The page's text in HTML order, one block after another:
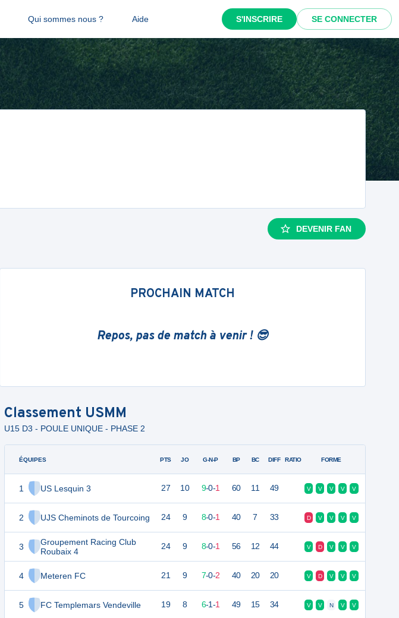
Qui sommes nous ? Aide S'INSCRIRE SE CONNECTER
DEVENIR FAN
PROCHAIN MATCH
Repos, pas de match à venir ! 😎
Classement USMM
U15 D3 - POULE UNIQUE - PHASE 2
ÉQUIPES
1 US Lesquin 3
2 UJS Cheminots de Tourcoing
3
Groupement Racing Club
Roubaix 4
4 Meteren FC
5 FC Templemars Vendeville
PTS JO G-N-P BP BC DIFF RATIO FORME
27 10 9-0-1 60 11 49 V V V V V
24 9 8-0-1 40 7 33 D V V V V
24 9 8-0-1 56 12 44 V D V V V
21 9 7-0-2 40 20 20 V D V V V
19 8 6-1-1 49 15 34 V V N V V